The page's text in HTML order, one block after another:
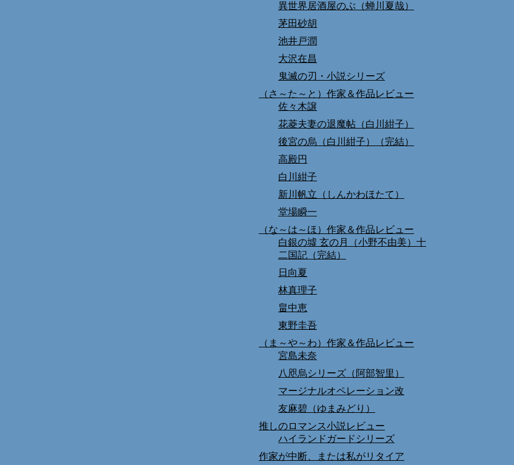
異世界居酒屋のぶ（蝉川夏哉）
茅田砂胡
池井戸潤
大沢在昌
鬼滅の刃・小説シリーズ
（さ～た～と）作家＆作品レビュー
佐々木譲
花菱夫妻の退魔帖（白川紺子）
後宮の烏（白川紺子）（完結）
高殿円
白川紺子
新川帆立（しんかわほたて）
堂場瞬一
（な～は～ほ）作家＆作品レビュー
白銀の墟 玄の月（小野不由美）十
二国記（完結）
日向夏
林真理子
畠中恵
東野圭吾
（ま～や～わ）作家＆作品レビュー
宮島未奈
八咫烏シリーズ（阿部智里）
マージナルオペレーション改
友麻碧（ゆまみどり）
推しのロマンス小説レビュー
ハイランドガードシリーズ
作家が中断、または私がリタイア